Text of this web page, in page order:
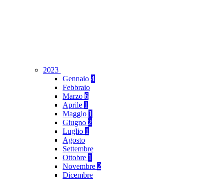
2023
Gennaio 4
Febbraio
Marzo 6
Aprile 1
Maggio 1
Giugno 2
Luglio 1
Agosto
Settembre
Ottobre 1
Novembre 2
Dicembre